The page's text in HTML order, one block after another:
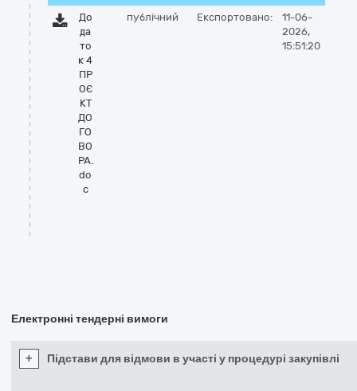
До
да
то
к 4
ПР
ОЄ
КТ
ДО
ГО
ВО
РА.
do
c
публічний Експортовано:
11-06-
2026,
15:51:20
Електронні тендерні вимоги
+ Підстави для відмови в участі у процедурі закупівлі